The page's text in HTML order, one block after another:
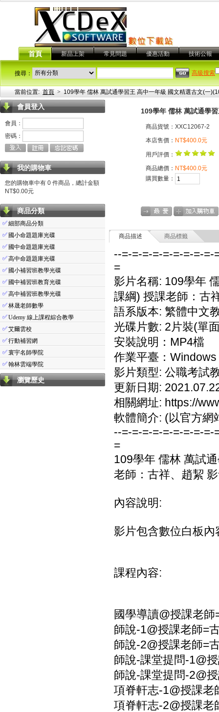
首頁 新品上架 常見問題 優惠活動 技術公報
搜尋： 高級搜索
當前位置: 首頁 > 109學年 儒林 萬試通學習王 高中一年級 國文精選古文(一
會員登入
會員：
密碼：
我的購物車
您的購物車中有 0 件商品，總計金額
NT$0.00元
商品分類
✅細部商品分類
✅ 國小命題題庫光碟
✅ 國中命題題庫光碟
✅高中命題題庫光碟
✅ 國小補習班教學光碟
✅ 國中補習班教育光碟
✅高中補習班教學光碟
✅林晟老師數學
✅Udemy 線上課程綜合教學
✅艾爾雲校
✅行動補習網
✅寰宇名師學院
✅翰林雲端學院
瀏覽歷史
109學年 儒林 萬試通學
商品貨號：XXC12067-2
本店售價： NT$400.0元
用戶評價：
商品總價： NT$400.0元
購買數量：
商品描述 商品標籤
--=-=-=-=-=-=-=-=-=-
=
影片名稱: 109學年
課綱) 授課老師：古
語系版本: 繁體中文
光碟片數: 2片裝(單
安裝說明：MP4檔
作業平臺：
影片類型: 公職考試
更新日期:
相關網址: https://
軟體簡介: (以官方網
--=-=-=-=-=-=-=-=-=-
=
109學年 儒林 萬試
老師：古祥、趙絜
內容說明:
影片包含數位白板
課程內容:
國學導讀@授課老師
師說-1@授課老師=
師說-2@授課老師=
師說-課堂提問-1@
師說-課堂提問-2@
項脊軒志-1@授課老
項脊軒志-2@授課老